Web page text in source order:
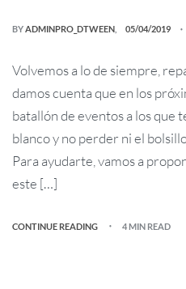
BYADMINPRO_DTWEEN 05/04/2019
Volvemos a lo de siempre,
damos cuenta que en los
batallón de eventos a los que
blanco y no perder ni el
Para ayudarte, vamos a
este […]
CONTINUE READING 4 MIN READ